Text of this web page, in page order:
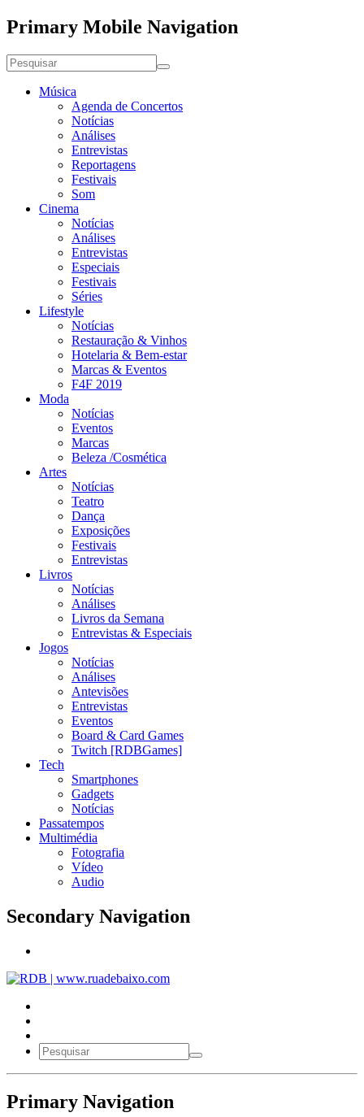
Primary Mobile Navigation
Música
Agenda de Concertos
Notícias
Análises
Entrevistas
Reportagens
Festivais
Som
Cinema
Notícias
Análises
Entrevistas
Especiais
Festivais
Séries
Lifestyle
Notícias
Restauração & Vinhos
Hotelaria & Bem-estar
Marcas & Eventos
F4F 2019
Moda
Notícias
Eventos
Marcas
Beleza /Cosmética
Artes
Notícias
Teatro
Dança
Exposições
Festivais
Entrevistas
Livros
Notícias
Análises
Livros da Semana
Entrevistas & Especiais
Jogos
Notícias
Análises
Antevisões
Entrevistas
Eventos
Board & Card Games
Twitch [RDBGames]
Tech
Smartphones
Gadgets
Notícias
Passatempos
Multimédia
Fotografia
Vídeo
Audio
Secondary Navigation
Primary Navigation